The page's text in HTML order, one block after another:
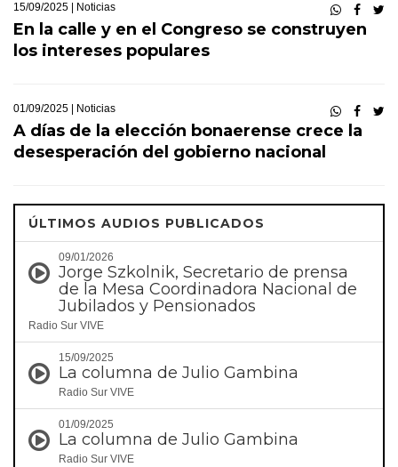
15/09/2025 | Noticias
En la calle y en el Congreso se construyen
los intereses populares
01/09/2025 | Noticias
A días de la elección bonaerense crece la
desesperación del gobierno nacional
ÚLTIMOS AUDIOS PUBLICADOS
09/01/2026
Jorge Szkolnik, Secretario de prensa
de la Mesa Coordinadora Nacional de
Jubilados y Pensionados
Radio Sur VIVE
15/09/2025
La columna de Julio Gambina
Radio Sur VIVE
01/09/2025
La columna de Julio Gambina
Radio Sur VIVE